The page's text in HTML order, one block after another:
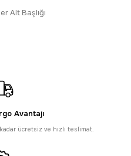
Alt Başlığı
KARGO
Akrilik Halısı
Avantajı
ücretsiz ve hızlı teslimat.